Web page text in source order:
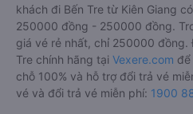
khách đi Bến Tre từ Kiên Giang
250000 đồng - 250000 đồng.
giá vé rẻ nhất, chỉ 250000 đồng.
Tre chính hãng tại Vexere.com
chỗ 100% và hỗ trợ đổi trả vé
vé và đổi trả vé miễn phí: 1900